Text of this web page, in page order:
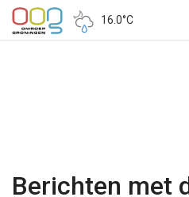
16.0°C
Berichten met